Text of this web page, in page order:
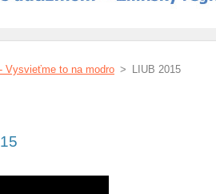
Vysvieťme to na modro > LIUB 2015